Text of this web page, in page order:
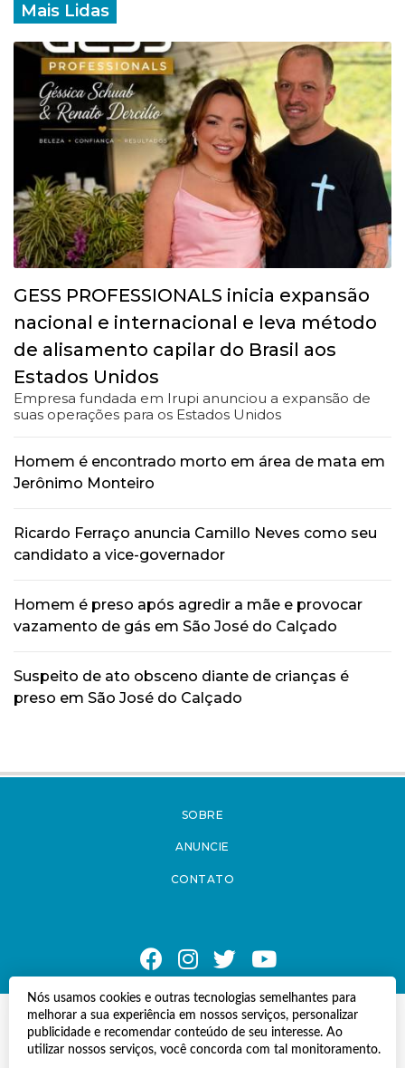
Nós usamos cookies e outras tecnologias semelhantes para
melhorar a sua experiência em nossos serviços, personalizar
publicidade e recomendar conteúdo de seu interesse. Ao
utilizar nossos serviços, você concorda com tal monitoramento.
Mais Lidas
GESS PROFESSIONALS inicia expansão
nacional e internacional e leva método
de alisamento capilar do Brasil aos
Estados Unidos
Empresa fundada em Irupi anunciou a expansão de
suas operações para os Estados Unidos
Homem é encontrado morto em área de mata em
Jerônimo Monteiro
Ricardo Ferraço anuncia Camillo Neves como seu
candidato a vice-governador
Homem é preso após agredir a mãe e provocar
vazamento de gás em São José do Calçado
Suspeito de ato obsceno diante de crianças é
preso em São José do Calçado
SOBRE
ANUNCIE
CONTATO
© Copyright 2021 A Notícia do Caparaó.
Todos os direitos reservados.
Desenvolvido por